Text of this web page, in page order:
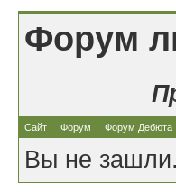
Форум
Сайт Форум Форум Дебюта
Вы не зашли.